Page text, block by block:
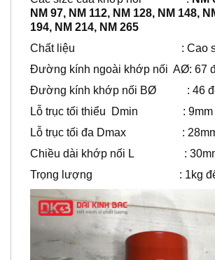
NM 97, NM 112, NM 128, NM 148,
194, NM 214, NM 265
Chất liệu : Cao su,
Đường kính ngoài khớp nối AØ: 67
Đường kính khớp nối BØ : 46
Lỗ trục tối thiểu Dmin : 9mm
Lỗ trục tối đa Dmax : 28mm
Chiều dài khớp nối L : 30mm
Trọng lượng : 1kg đến